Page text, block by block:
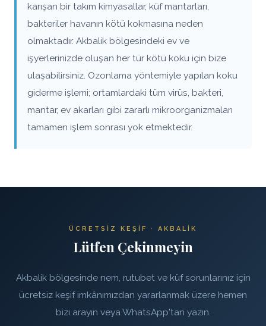
karışan bir takım kimyasallar, küf mantarları,
bakteriler havanın kötü kokmasına neden
olmaktadır. Akbalik bölgesindeki ev ve
işyerlerinizde oluşan her tür kötü koku için bize
ulaşabilirsiniz. Ozonlama yöntemiyle yapılan koku
giderme işlemi; ortamlardaki tüm virüs, bakteri,
mantar, ev akarları gibi zararlı mikroorganizmaları
tamamen işlem sonrası yok etmektedir.
ÜCRETSIZ KEŞIF · AKBALIK
Lütfen Çekinmeyin
Akbalik bölgesinde nem, rutubet ve küf sorunlarınız için
ücretsiz keşif imkânımızdan yararlanmak üzere hemen
bizi arayın veya WhatsApp'tan yazın.